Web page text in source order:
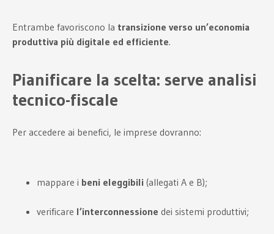
Entrambe favoriscono la transizione verso un’economia
produttiva più digitale ed efficiente.
Pianificare la scelta: serve analisi
tecnico-fiscale
Per accedere ai benefici, le imprese dovranno:
mappare i beni eleggibili (allegati A e B);
verificare l’interconnessione dei sistemi produttivi;